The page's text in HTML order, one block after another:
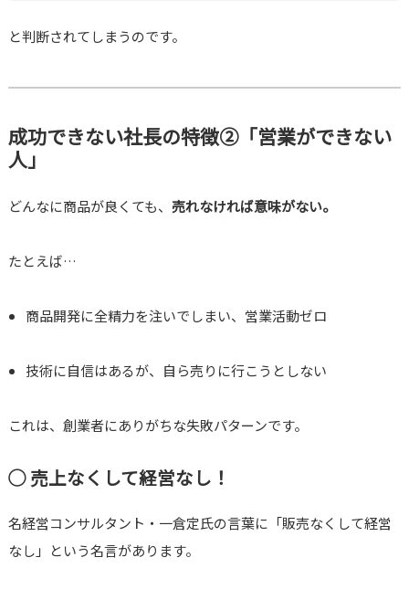
と判断されてしまうのです。
成功できない社長の特徴②「営業ができない
人」
どんなに商品が良くても、 売れなければ意味がない。
たとえば…
商品開発に全精力を注いでしまい、営業活動ゼロ
技術に自信はあるが、自ら売りに行こうとしない
これは、創業者にありがちな失敗パターンです。
◯ 売上なくして経営なし！
名経営コンサルタント・一倉定氏の言葉に「販売なくして経営
なし」という名言があります。